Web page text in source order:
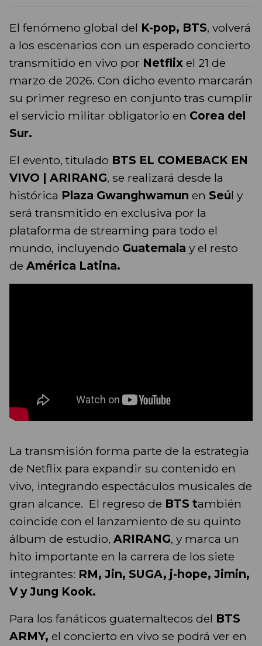
El fenómeno global del K-pop, BTS, volverá
a los escenarios con un esperado concierto
transmitido en vivo por Netflix el 21 de
marzo de 2026. Con dicho evento marcarán
su primer regreso en conjunto tras cumplir
el servicio militar obligatorio en Corea del
Sur.
El evento, titulado BTS EL COMEBACK EN
VIVO | ARIRANG, se realizará desde la
histórica Plaza Gwanghwamun en Seúl y
será transmitido en exclusiva por la
plataforma de streaming para todo el
mundo, incluyendo Guatemala y el resto
de América Latina.
La transmisión forma parte de la estrategia
de Netflix para expandir su contenido en
vivo, integrando espectáculos musicales de
gran alcance. El regreso de BTS también
coincide con el lanzamiento de su quinto
álbum de estudio, ARIRANG, y marca un
hito importante en la carrera de los siete
integrantes: RM, Jin, SUGA, j-hope, Jimin,
V y Jung Kook.
Para los fanáticos guatemaltecos del BTS
ARMY, el concierto en vivo se podrá ver en